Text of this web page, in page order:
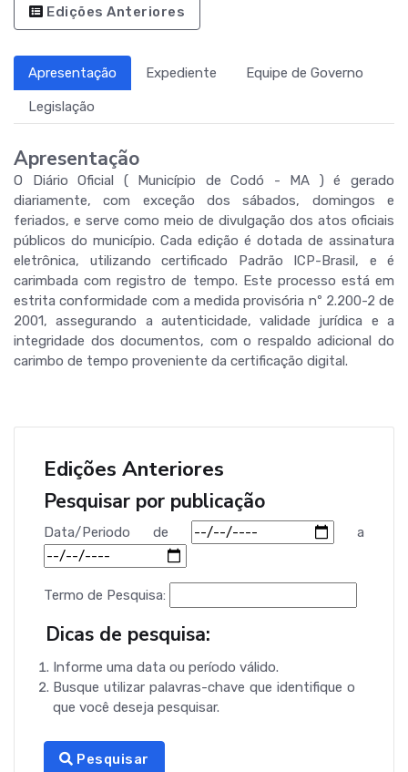
Edições Anteriores
Apresentação Expediente Equipe de Governo
Legislação
Apresentação
O Diário Oficial ( Município de Codó - MA ) é gerado
diariamente, com exceção dos sábados, domingos e
feriados, e serve como meio de divulgação dos atos oficiais
públicos do município. Cada edição é dotada de assinatura
eletrônica, utilizando certificado Padrão ICP-Brasil, e é
carimbada com registro de tempo. Este processo está em
estrita conformidade com a medida provisória nº 2.200-2 de
2001, assegurando a autenticidade, validade jurídica e a
integridade dos documentos, com o respaldo adicional do
carimbo de tempo proveniente da certificação digital.
Edições Anteriores
Pesquisar por publicação
Data/Periodo de a
Termo de Pesquisa:
Dicas de pesquisa:
Informe uma data ou período válido.
Busque utilizar palavras-chave que identifique o
que você deseja pesquisar.
Pesquisar